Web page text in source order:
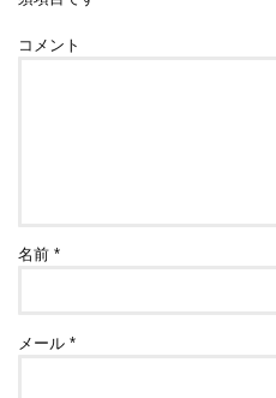
コメント
名前*
メール*